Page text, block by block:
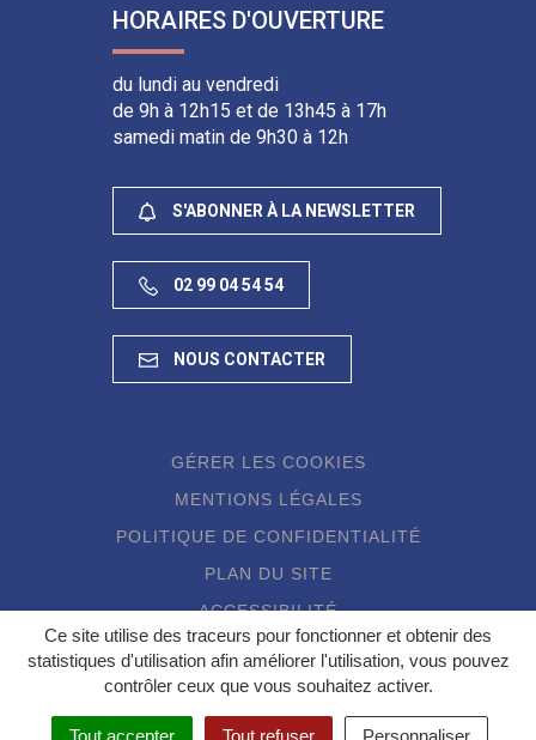
Ce site utilise des traceurs pour fonctionner et obtenir des
statistiques d'utilisation afin améliorer l'utilisation, vous pouvez
contrôler ceux que vous souhaitez activer.
Tout accepter Tout refuser Personnaliser
HORAIRES D'OUVERTURE
du lundi au vendredi
de 9h à 12h15 et de 13h45 à 17h
samedi matin de 9h30 à 12h
S'ABONNER À LA NEWSLETTER
02 99 04 54 54
NOUS CONTACTER
GÉRER LES COOKIES
MENTIONS LÉGALES
POLITIQUE DE CONFIDENTIALITÉ
PLAN DU SITE
ACCESSIBILITÉ